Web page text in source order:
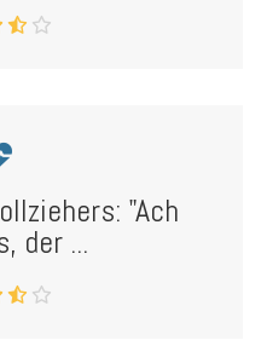
"Ach
der ...